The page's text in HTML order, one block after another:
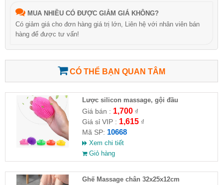
MUA NHIỀU CÓ ĐƯỢC GIẢM GIÁ KHÔNG?
Có giảm giá cho đơn hàng giá trị lớn, Liên hệ với nhân viên bán
hàng để được tư vấn!
CÓ THỂ BẠN QUAN TÂM
Lược silicon massage, gội đầu
Giá bán : 1,700₫
Giá sỉ VIP : 1,615₫
Mã SP: 10668
Xem chi tiết
Giỏ hàng
Ghế Massage chân 32x25x12cm